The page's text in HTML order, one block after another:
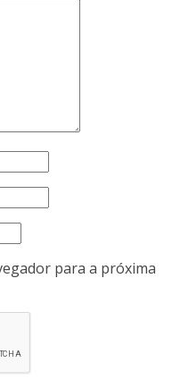
para a próxima